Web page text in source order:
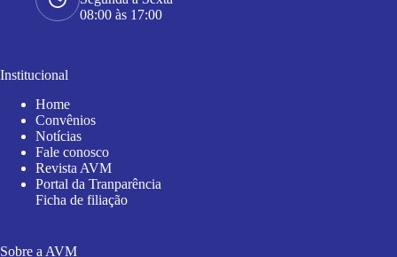
08:00 às 17:00
Institucional
Home
Convênios
Notícias
Fale conosco
Revista AVM
Portal da Tranparência
Ficha de filiação
Sobre a AVM